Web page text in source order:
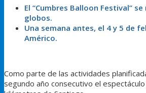
El “Cumbres Balloon Festival”
globos.
Una semana antes, el 4 y 5 de
Américo.
Como parte de las actividades
segundo año consecutivo el